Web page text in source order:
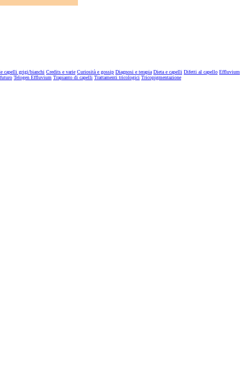
capelli grigi/bianchi Credits e varie Curiosità e gossip Diagnosi e terapia Dieta e capelli Difetti al capello Effluvium
Telogen Effluvium Trapianto di capelli Trattamenti tricologici Tricopigmentazione